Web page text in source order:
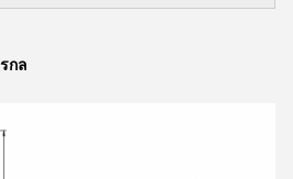
กล